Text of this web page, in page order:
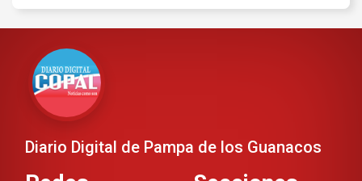
Diario Digital de Pampa de los Guanacos